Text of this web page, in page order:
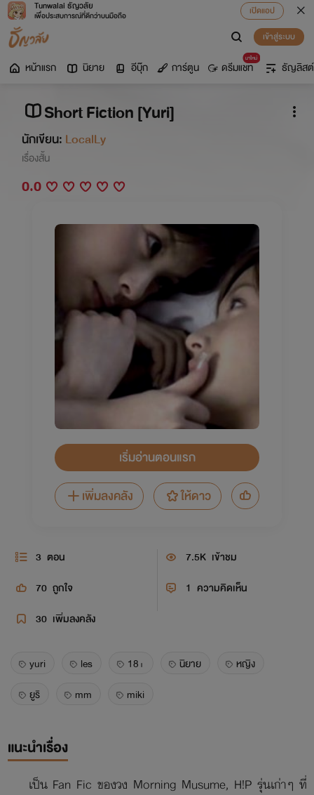
Tunwalai ธัญวลัย
เพื่อประสบการณ์ที่ดีกว่าบนมือถือ
เปิดแอป
เข้าสู่ระบบ
หน้าแรก นิยาย อีบุ๊ก การ์ตูน
มาใหม่
ดรีมแชท ธัญลิสต์
Short Fiction [Yuri]
นักเขียน: LocalLy
เรื่องสั้น
0.0
เริ่มอ่านตอนแรก
เพิ่มลงคลัง
ให้ดาว
3 ตอน 7.5K เข้าชม
70 ถูกใจ 1 ความคิดเห็น
30 เพิ่มลงคลัง
yuri les 18+ นิยาย
หญิง
ยูริ
mm miki
แนะนำเรื่อง
เป็น Fan Fic ของวง Morning Musume, H!P รุ่นเก่าๆ ที่